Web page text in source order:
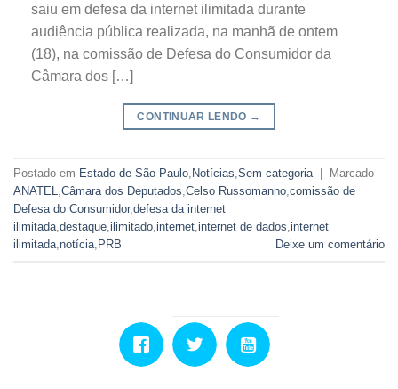
saiu em defesa da internet ilimitada durante
audiência pública realizada, na manhã de ontem
(18), na comissão de Defesa do Consumidor da
Câmara dos […]
CONTINUAR LENDO →
Postado em Estado de São Paulo, Notícias,Sem categoria
Marcado
ANATEL,Câmara dos Deputados,Celso Russomanno,comissão de
Defesa do Consumidor,defesa da internet
ilimitada,destaque,ilimitado,internet,internet de dados,internet
ilimitada,notícia, PRB Deixe um comentário